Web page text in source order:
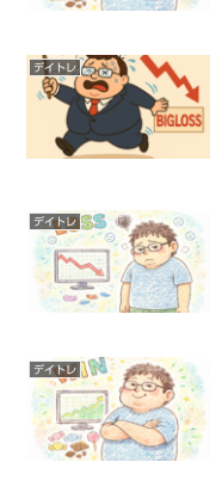
デイトレ
デイトレ
デイトレ